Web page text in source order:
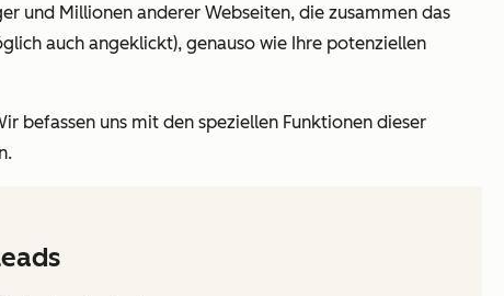
und Millionen anderer Webseiten, die zusammen das
auch angeklickt), genauso wie Ihre potenziellen
befassen uns mit den speziellen Funktionen dieser